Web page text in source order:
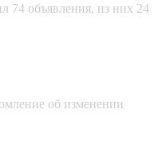
74 объявления, из них 24
об изменении